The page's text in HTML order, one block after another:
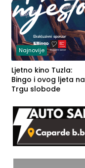
Najnovije
Ljetno kino Tuzla:
Bingo i ovog ljeta na
Trgu slobode